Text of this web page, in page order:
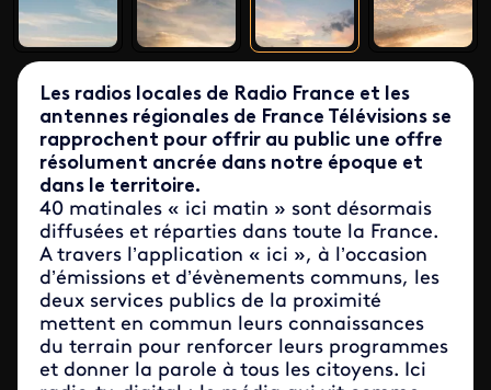
Les radios locales de Radio France et les
antennes régionales de France Télévisions se
rapprochent pour offrir au public une offre
résolument ancrée dans notre époque et
dans le territoire.
40 matinales « ici matin » sont désormais
diffusées et réparties dans toute la France.
A travers l’application « ici », à l’occasion
d’émissions et d’évènements communs, les
deux services publics de la proximité
mettent en commun leurs connaissances
du terrain pour renforcer leurs programmes
et donner la parole à tous les citoyens. Ici